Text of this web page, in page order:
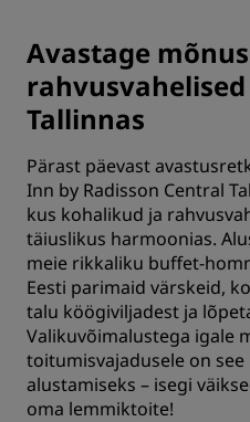
Avastage
Tallinnas
Pärast päevast
Inn by Radisson Central
kus kohalikud ja
täiuslikus harmoonias.
meie rikkaliku buffet-
Eesti parimaid värskeid,
talu köögiviljadest ja
Valikuvõimalustega igale
toitumisvajadusele on see
alustamiseks – isegi
oma lemmiktoite!